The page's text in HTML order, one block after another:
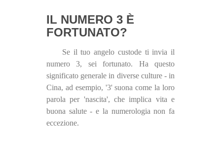
IL NUMERO 3 È
FORTUNATO?
Se il tuo angelo custode ti invia il
numero 3, sei fortunato. Ha questo
significato generale in diverse culture - in
Cina, ad esempio, '3' suona come la loro
parola per 'nascita', che implica vita e
buona salute - e la numerologia non fa
eccezione.